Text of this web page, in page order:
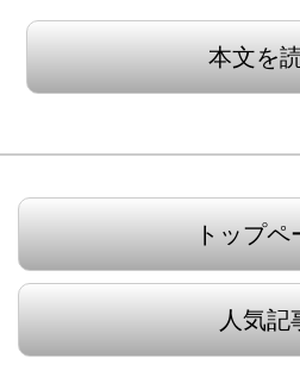
本文を
トップペ
人気記